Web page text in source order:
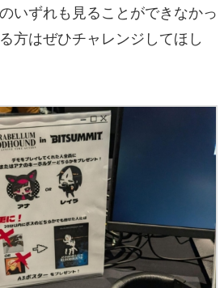
いずれも見ることができなかっ
方はぜひチャレンジしてほし